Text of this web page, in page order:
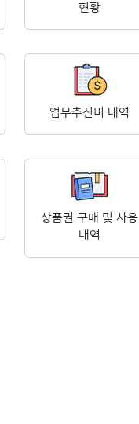
현황
업무추진비 내역
상품권 구매 및 사용
내역